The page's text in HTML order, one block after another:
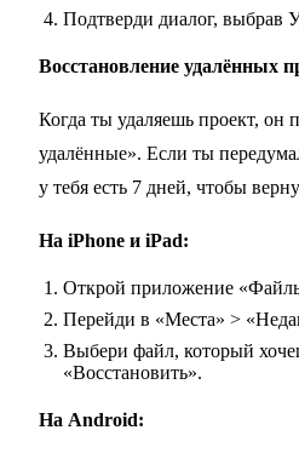
Подтверди диалог, выбрав
Восстановление удалённых
Когда ты удаляешь проект, он
удалённые». Если ты
у тебя есть 7 дней, чтобы
На iPhone и iPad:
Открой приложение
Перейди в «Места» >
Выбери файл, который
«Восстановить».
На Android: